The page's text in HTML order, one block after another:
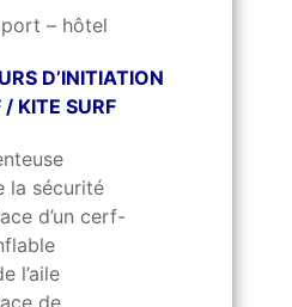
– hôtel
D’INITIATION
/ KITE SURF
la sécurité
d’un cerf-
l’aile
de